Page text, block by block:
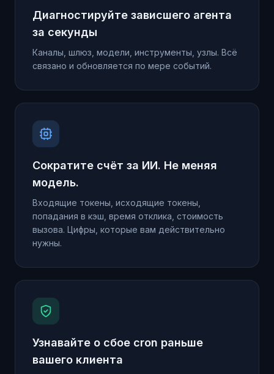
Диагностируйте зависшего агента
за секунды
Каналы, шлюз, модели, инструменты, узлы. Всё
связано и обновляется по мере событий.
Сократите счёт за ИИ. Не меняя
модель.
Входящие токены, исходящие токены,
попадания в кэш, время отклика, стоимость
вызова. Цифры, которые вам действительно
нужны.
Узнавайте о сбое cron раньше
вашего клиента